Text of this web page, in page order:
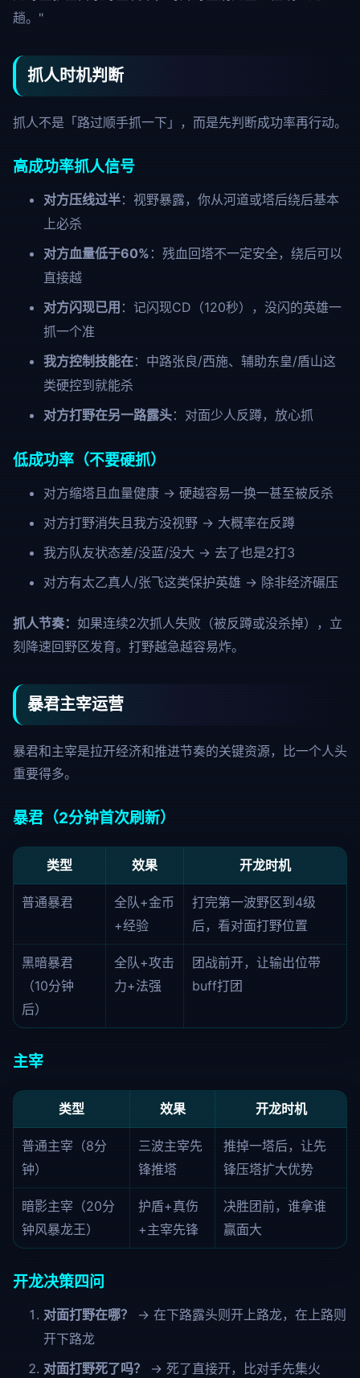
趟。"
抓人时机判断
抓人不是「路过顺手抓一下」，而是先判断成功率再行动。
高成功率抓人信号
对方压线过半：视野暴露，你从河道或塔后绕后基本
上必杀
对方血量低于60% ：残血回塔不一定安全，绕后可以
直接越
对方闪现已用 ：记闪现CD（120秒），没闪的英雄一
抓一个准
我方控制技能在：中路张良/西施、辅助东皇/盾山这
类硬控到就能杀
对方打野在另一路露头：对面少人反蹲，放心抓
低成功率（不要硬抓）
对方缩塔且血量健康 → 硬越容易一换一甚至被反杀
对方打野消失且我方没视野 → 大概率在反蹲
我方队友状态差/没蓝/没大 → 去了也是2打3
对方有太乙真人/张飞这类保护英雄 → 除非经济碾压
抓人节奏： 如果连续2次抓人失败（被反蹲或没杀掉），立
刻降速回野区发育。打野越急越容易炸。
暴君主宰运营
暴君和主宰是拉开经济和推进节奏的关键资源，比一个人头
重要得多。
暴君（2分钟首次刷新）
类型 效果 开龙时机
普通暴君
全队+金币
+经验
打完第一波野区到4级
后，看对面打野位置
黑暗暴君
（10分钟
后）
全队+攻击
力+法强
团战前开，让输出位带
buff打团
主宰
类型 效果 开龙时机
普通主宰（8分
钟）
三波主宰先
锋推塔
推掉一塔后，让先
锋压塔扩大优势
暗影主宰（20分
钟风暴龙王）
护盾+真伤
+主宰先锋
决胜团前，谁拿谁
赢面大
开龙决策四问
对面打野在哪？
→ 在下路露头则开上路龙，在上路则
开下路龙
对面打野死了吗？
→ 死了直接开，比对手先集火